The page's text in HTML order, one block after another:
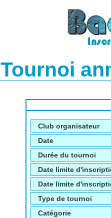
Tournoi
Club organisateur
Date
Durée du tournoi
Date limite
Date limite
Type de tournoi
Catégorie